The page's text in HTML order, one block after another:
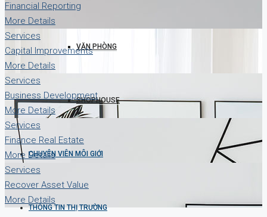
VĂN PHÒNG
SHOPHOUSE
CHUYÊN VIÊN MÔI GIỚI
THÔNG TIN THỊ TRƯỜNG
Financial Reporting
More Details
Services
Capital Improvements
More Details
Services
Business Development
More Details
Services
Finance Real Estate
More Details
Services
Recover Asset Value
More Details